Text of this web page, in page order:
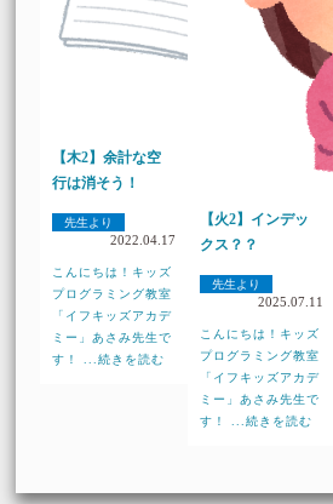
【木2】余計な空
行は消そう！
先生より
2022.04.17
こんにちは！キッズ
プログラミング教室
「イフキッズアカデ
ミー」あさみ先生で
す！ ...続きを読む
【火2】インデッ
クス？？
先生より
2025.07.11
こんにちは！キッズ
プログラミング教室
「イフキッズアカデ
ミー」あさみ先生で
す！ ...続きを読む